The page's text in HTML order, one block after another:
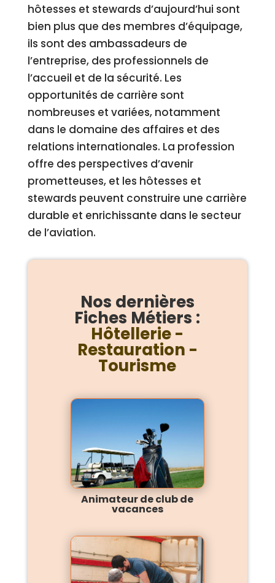
hôtesses et stewards d’aujourd’hui sont
bien plus que des membres d’équipage,
ils sont des ambassadeurs de
l’entreprise, des professionnels de
l’accueil et de la sécurité. Les
opportunités de carrière sont
nombreuses et variées, notamment
dans le domaine des affaires et des
relations internationales. La profession
offre des perspectives d’avenir
prometteuses, et les hôtesses et
stewards peuvent construire une carrière
durable et enrichissante dans le secteur
de l’aviation.
Nos dernières
Fiches Métiers :
Hôtellerie -
Restauration -
Tourisme
Animateur de club de
vacances